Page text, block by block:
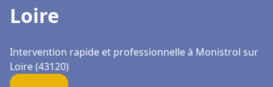
Loire
Intervention rapide et professionnelle à Monistrol sur
Loire (43120)